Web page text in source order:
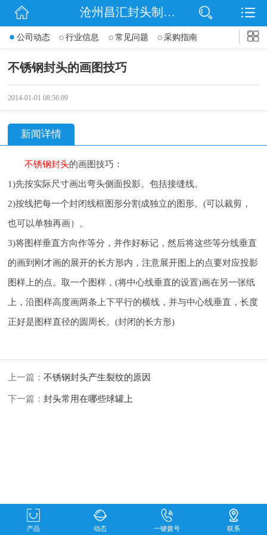
网站首页
沧州昌汇封头制造有限公司
公司动态 行业信息 常见问题 采购指南
不锈钢封头的画图技巧
2014-01-01 08:56:09
新闻详情
不锈钢封头的画图技巧：
1)先按实际尺寸画出弯头侧面投影。包括接缝线。
2)按线把每一个封闭线框图形分割成独立的图形。(可以裁剪，
也可以单独再画）。
3)将图样垂直方向作等分，并作好标记，然后将这些等分线垂直
的画到刚才画的展开的长方形内，注意展开图上的点要对应投影
图样上的点。取一个图样，(将中心线垂直的设置)画在另一张纸
上，沿图样高度画两条上下平行的横线，并与中心线垂直，长度
正好是图样直径的圆周长。(封闭的长方形)
上一篇：不锈钢封头产生裂纹的原因
下一篇：封头常用在哪些球罐上
产品 动态 一键拨号 联系